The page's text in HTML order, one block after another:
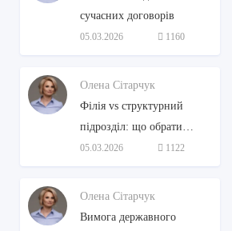
сучасних договорів
05.03.2026 1160
Олена Сітарчук
Філія vs структурний
підрозділ: що обрати
бізнесу
05.03.2026 1122
Олена Сітарчук
Вимога державного